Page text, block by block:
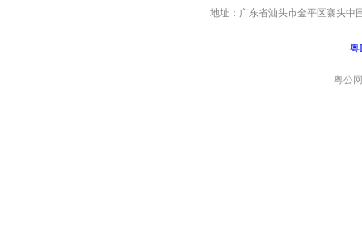
地址：广东省汕头市金平区寨头
粤
粤公